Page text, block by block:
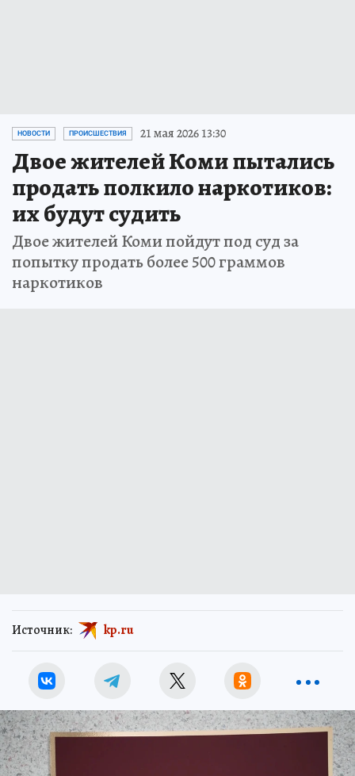
НОВОСТИ ПРОИСШЕСТВИЯ 21 мая 2026 13:30
Двое жителей Коми пытались
продать полкило наркотиков:
их будут судить
Двое жителей Коми пойдут под суд за
попытку продать более 500 граммов
наркотиков
Источник: kp.ru